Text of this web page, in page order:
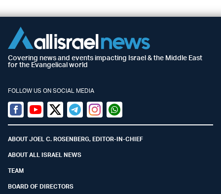
Covering news and events impacting Israel & the Middle East
for the Evangelical world
FOLLOW US ON SOCIAL MEDIA
Facebook
YoutubeTwitter (X)
TelegramInstagramWhatsapp
ABOUT JOEL C. ROSENBERG, EDITOR-IN-CHIEF
ABOUT ALL ISRAEL NEWS
TEAM
BOARD OF DIRECTORS